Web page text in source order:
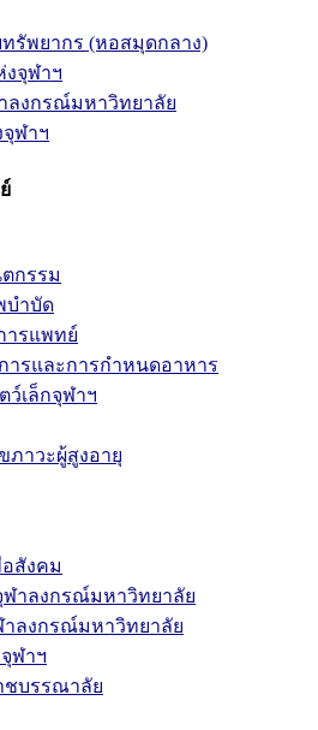
รัพยากร (หอสมุดกลาง)
จุฬาฯ
ลงกรณ์มหาวิทยาลัย
ฬาฯ
กรรม
บำบัด
ารแพทย์
รและการกำหนดอาหาร
ว์เล็กจุฬาฯ
ภาวะผู้สูงอายุ
สังคม
าลงกรณ์มหาวิทยาลัย
ลงกรณ์มหาวิทยาลัย
ฬาฯ
ชบรรณาลัย